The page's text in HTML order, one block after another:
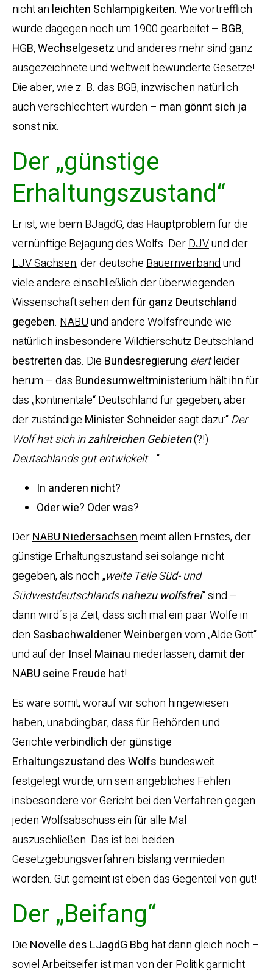
nicht an leichten Schlampigkeiten. Wie vortrefflich
wurde dagegen noch um 1900 gearbeitet – BGB,
HGB,Wechselgesetzund anderes mehr sind ganz
ausgezeichnete und weltweit bewunderte Gesetze!
Die aber, wie z. B. das BGB, inzwischen natürlich
auch verschlechtert wurden – man gönnt sich ja
sonst nix.
Der „günstige
Erhaltungszustand“
Er ist, wie beim BJagdG, das Hauptproblemfür die
vernünftige Bejagung des Wolfs. DerDJVund der
LJV Sachsen, der deutscheBauernverbandund
viele andere einschließlich der überwiegenden
Wissenschaft sehen denfür ganz Deutschland
gegeben. NABUund andere Wolfsfreunde wie
natürlich insbesondereWildtierschutzDeutschland
bestreitendas. Die Bundesregierung eiertleider
herum – dasBundesumweltministeriumhält ihn für
das „kontinentale“ Deutschland für gegeben, aber
der zuständige MinisterSchneidersagt dazu:“Der
Wolf hat sich inzahlreichen Gebieten(?!)
Deutschlands gut entwickelt…“.
In anderen nicht?
Oder wie? Oder was?
DerNABU Niedersachsenmeint allen Ernstes, der
günstige Erhaltungszustand sei solange nicht
gegeben, als noch „weite Teile Süd- und
Südwestdeutschlandsnahezu wolfsfrei“ sind –
dann wird´s ja Zeit, dass sich mal ein paar Wölfe in
den SasbachwaldenerWeinbergenvom „Alde Gott“
und auf der Insel Mainau niederlassen, damit der
NABU seine Freude hat!
Es wäre somit, worauf wir schon hingewiesen
haben, unabdingbar, dass für Behörden und
Gerichteverbindlichdergünstige
Erhaltungszustand desWolfs bundesweit
festgelegt würde, um sein angebliches Fehlen
insbesondere vor Gericht bei den Verfahren gegen
jeden Wolfsabschuss ein für alle Mal
auszuschließen. Das ist bei beiden
Gesetzgebungsverfahren bislang vermieden
worden. Gut gemeint ist eben das Gegenteil von gut!
Der „Beifang“
Die Novelle des LJagdG Bbg hat dann gleich noch –
soviel Arbeitseifer ist man von der Politik garnicht